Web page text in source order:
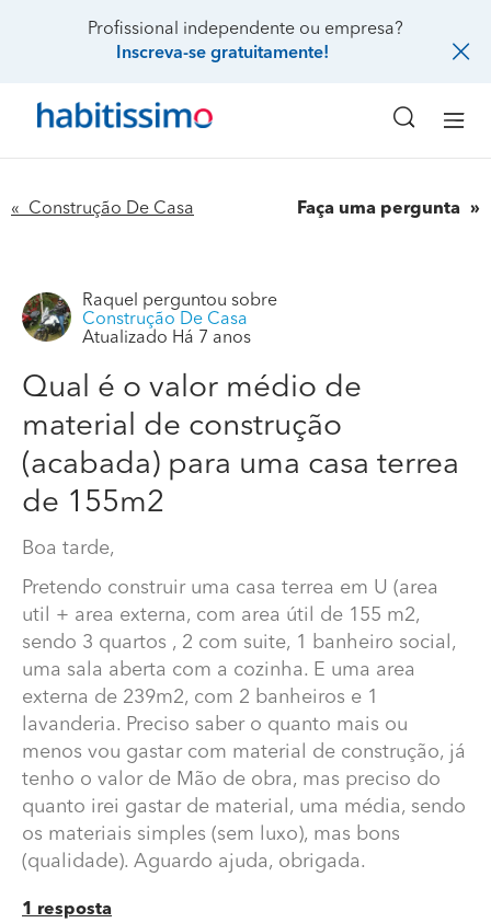
Profissional independente ou empresa?
Inscreva-se gratuitamente!
« Construção De Casa Faça uma pergunta
Qual é o valor médio de material de construção
(acabada) para uma casa terrea de 155m2
Boa tarde,
area externa, com area útil de 155 m2, sendo 3 quartos
cozinha. E uma area externa de 239m2, com 2
banheiros e 1 lavanderia. Preciso saber o quanto mais
ou menos vou gastar com material de construção, já
tenho o valor de Mão de obra, mas preciso do quanto
irei gastar de material, uma média, sendo os materiais
simples (sem luxo), mas bons (qualidade). Aguardo
Raquel perguntou sobre
Construção De Casa
Atualizado Há 7 anos
Qual é o valor médio de
material de construção
(acabada) para uma casa terrea
de 155m2
Boa tarde,
Pretendo construir uma casa terrea em U (area
util + area externa, com area útil de 155 m2,
sendo 3 quartos , 2 com suite, 1 banheiro social,
uma sala aberta com a cozinha. E uma area
externa de 239m2, com 2 banheiros e 1
lavanderia. Preciso saber o quanto mais ou
menos vou gastar com material de construção, já
tenho o valor de Mão de obra, mas preciso do
quanto irei gastar de material, uma média, sendo
os materiais simples (sem luxo), mas bons
(qualidade). Aguardo ajuda, obrigada.
1 resposta